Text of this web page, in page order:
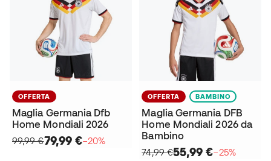
OFFERTA
Maglia Germania Dfb
Home Mondiali 2026
99,99 €79,99 €−20%
OFFERTA BAMBINO
Maglia Germania DFB
Home Mondiali 2026 da
Bambino
74,99 €55,99 €−25%